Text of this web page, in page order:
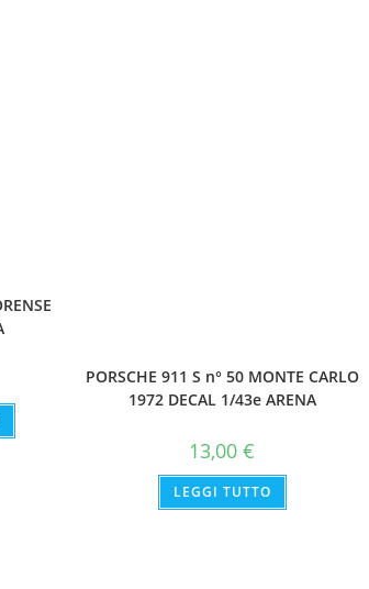
PORSCHE 911 S n° 50 MONTE CARLO
1972 DECAL 1/43e ARENA
13,00€
LEGGI TUTTO